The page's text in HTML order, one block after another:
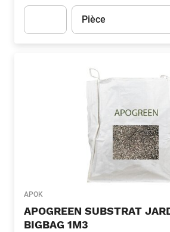
Unité
Pièce
APOK
APOGREEN SUBSTRAT
BIGBAG 1M3